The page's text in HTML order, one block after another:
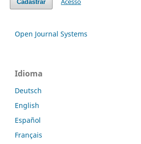
Cadastrar
Open Journal Systems
Idioma
Deutsch
English
Español
Français